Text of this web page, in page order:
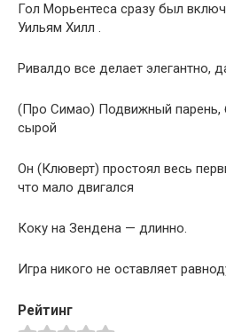
Гол Морьентеса сразу был
Уильям Хилл .
Ривалдо все делает элегантно,
(Про Симао) Подвижный парень,
сырой
Он (Клюверт) простоял весь
что мало двигался
Коку на Зендена — длинно.
Игра никого не оставляет
Рейтинг